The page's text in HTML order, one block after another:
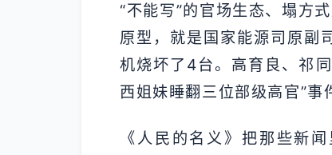
“不能写”的官场生态、塌方
原型，就是国家能源司原副
机烧坏了4台。高育良、祁
西姐妹睡翻三位部级高官”事
《人民的名义》把那些新